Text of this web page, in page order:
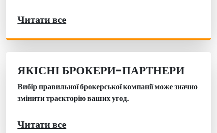
Читати все
ЯКІСНІ БРОКЕРИ-ПАРТНЕРИ
Вибір правильної брокерської компанії може значно
змінити траєкторію ваших угод.
Читати все